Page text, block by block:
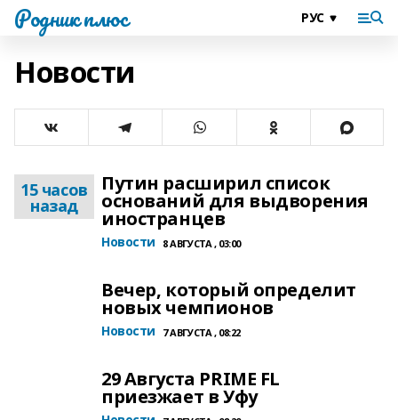
Родник плюс
Новости
15 часов
назад
Путин расширил список
оснований для выдворения
иностранцев
Новости 8 АВГУСТА , 03:00
Вечер, который определит
новых чемпионов
Новости 7 АВГУСТА , 08:22
29 Августа PRIME FL
приезжает в Уфу